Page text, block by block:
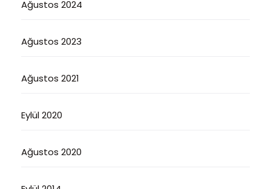
Ağustos 2024
Ağustos 2023
Ağustos 2021
Eylül 2020
Ağustos 2020